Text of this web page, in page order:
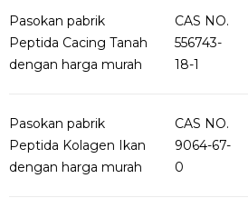
Pasokan pabrik
Peptida Cacing Tanah
dengan harga murah
CAS NO.
556743-
18-1
Pasokan pabrik
Peptida Kolagen Ikan
dengan harga murah
CAS NO.
9064-67-
0